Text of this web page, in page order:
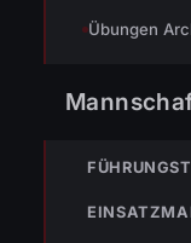
Übungen